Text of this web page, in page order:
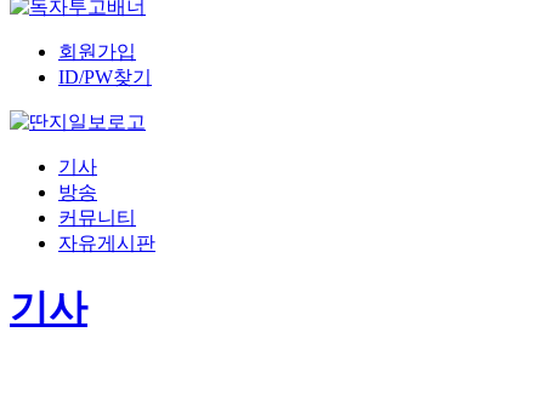
회원가입
ID/PW찾기
기사
방송
커뮤니티
자유게시판
기사